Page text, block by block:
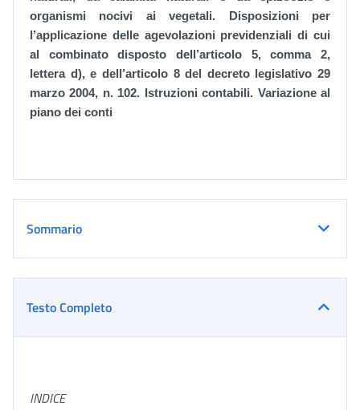
organismi nocivi ai vegetali. Disposizioni per
l’applicazione delle agevolazioni previdenziali di cui
al combinato disposto dell’articolo 5, comma 2,
lettera d), e dell’articolo 8 del decreto legislativo 29
marzo 2004, n. 102. Istruzioni contabili. Variazione al
piano dei conti
Sommario
Testo Completo
INDICE